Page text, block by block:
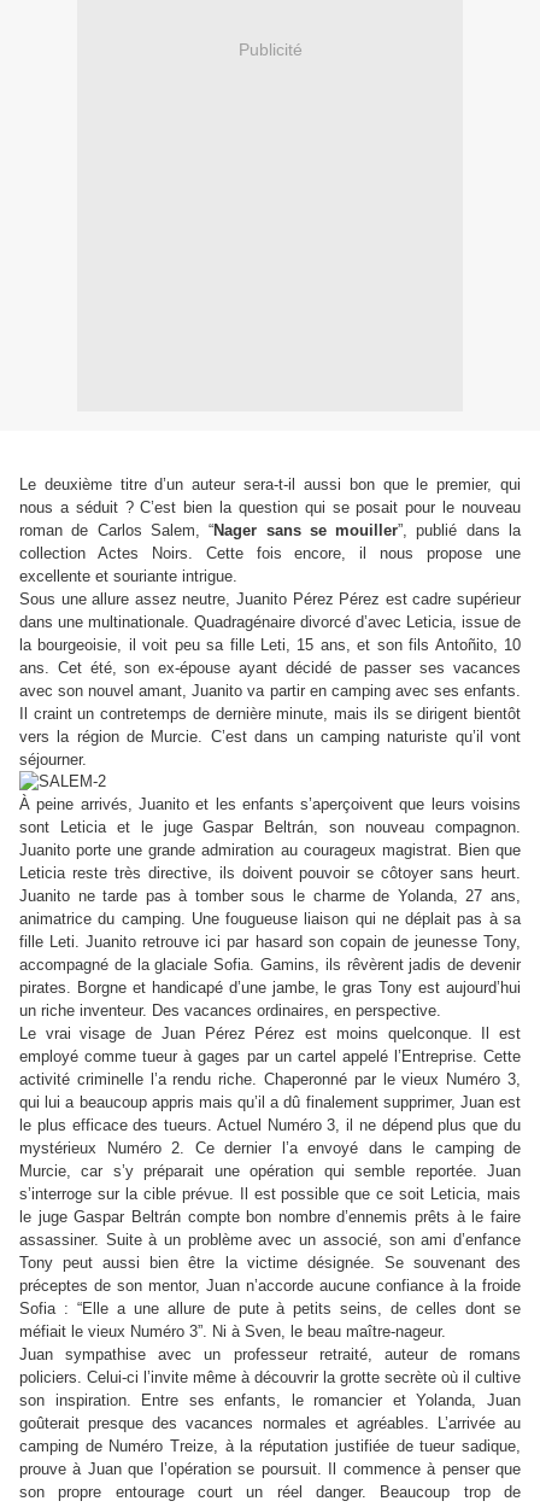
Publicité
Le deuxième titre d’un auteur sera-t-il aussi bon que le premier, qui
nous a séduit ? C’est bien la question qui se posait pour le nouveau
roman de Carlos Salem,“Nager sans se mouiller”, publié dans la
collection Actes Noirs. Cette fois encore, il nous propose une
excellente et souriante intrigue.
Sous une allure assez neutre, Juanito Pérez Pérez est cadre supérieur
dans une multinationale. Quadragénaire divorcé d’avec Leticia, issue de
la bourgeoisie, il voit peu sa fille Leti, 15 ans, et son fils Antoñito, 10
ans. Cet été, son ex-épouse ayant décidé de passer ses vacances
avec son nouvel amant, Juanito va partir en camping avec ses enfants.
Il craint un contretemps de dernière minute, mais ils se dirigent bientôt
vers la région de Murcie. C’est dans un camping naturiste qu’il vont
séjourner.
À peine arrivés, Juanito et les enfants s’aperçoivent que leurs voisins
sont Leticia et le juge Gaspar Beltrán, son nouveau compagnon.
Juanito porte une grande admiration au courageux magistrat. Bien que
Leticia reste très directive, ils doivent pouvoir se côtoyer sans heurt.
Juanito ne tarde pas à tomber sous le charme de Yolanda, 27 ans,
animatrice du camping. Une fougueuse liaison qui ne déplait pas à sa
fille Leti. Juanito retrouve ici par hasard son copain de jeunesse Tony,
accompagné de la glaciale Sofia. Gamins, ils rêvèrent jadis de devenir
pirates. Borgne et handicapé d’une jambe, le gras Tony est aujourd’hui
un riche inventeur. Des vacances ordinaires, en perspective.
Le vrai visage de Juan Pérez Pérez est moins quelconque. Il est
employé comme tueur à gages par un cartel appelé l’Entreprise. Cette
activité criminelle l’a rendu riche. Chaperonné par le vieux Numéro 3,
qui lui a beaucoup appris mais qu’il a dû finalement supprimer, Juan est
le plus efficace des tueurs. Actuel Numéro 3, il ne dépend plus que du
mystérieux Numéro 2. Ce dernier l’a envoyé dans le camping de
Murcie, car s’y préparait une opération qui semble reportée. Juan
s’interroge sur la cible prévue. Il est possible que ce soit Leticia, mais
le juge Gaspar Beltrán compte bon nombre d’ennemis prêts à le faire
assassiner. Suite à un problème avec un associé, son ami d’enfance
Tony peut aussi bien être la victime désignée. Se souvenant des
préceptes de son mentor, Juan n’accorde aucune confiance à la froide
Sofia : “Elle a une allure de pute à petits seins, de celles dont se
méfiait le vieux Numéro 3”. Ni à Sven, le beau maître-nageur.
Juan sympathise avec un professeur retraité, auteur de romans
policiers. Celui-ci l’invite même à découvrir la grotte secrète où il cultive
son inspiration. Entre ses enfants, le romancier et Yolanda, Juan
goûterait presque des vacances normales et agréables. L’arrivée au
camping de Numéro Treize, à la réputation justifiée de tueur sadique,
prouve à Juan que l’opération se poursuit. Il commence à penser que
son propre entourage court un réel danger. Beaucoup trop de